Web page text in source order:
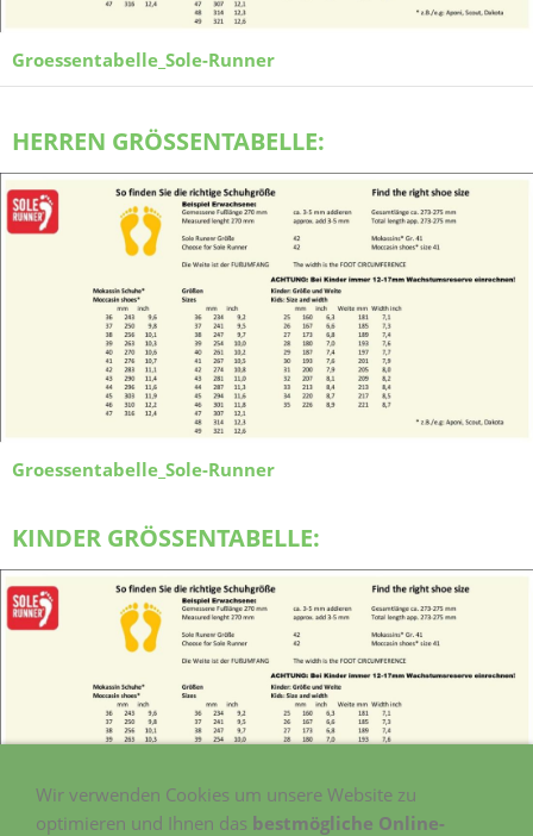
Groessentabelle_Sole-Runner
HERREN GRÖSSENTABELLE:
Groessentabelle_Sole-Runner
KINDER GRÖSSENTABELLE:
Wir verwenden Cookies um unsere Website zu
optimieren und Ihnen das bestmögliche Online-